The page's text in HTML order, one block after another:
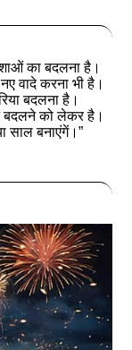
का बदलना है।
वादे करना भी है।
बदलना है।
बदलने को लेकर है।
बनाएंगें।”